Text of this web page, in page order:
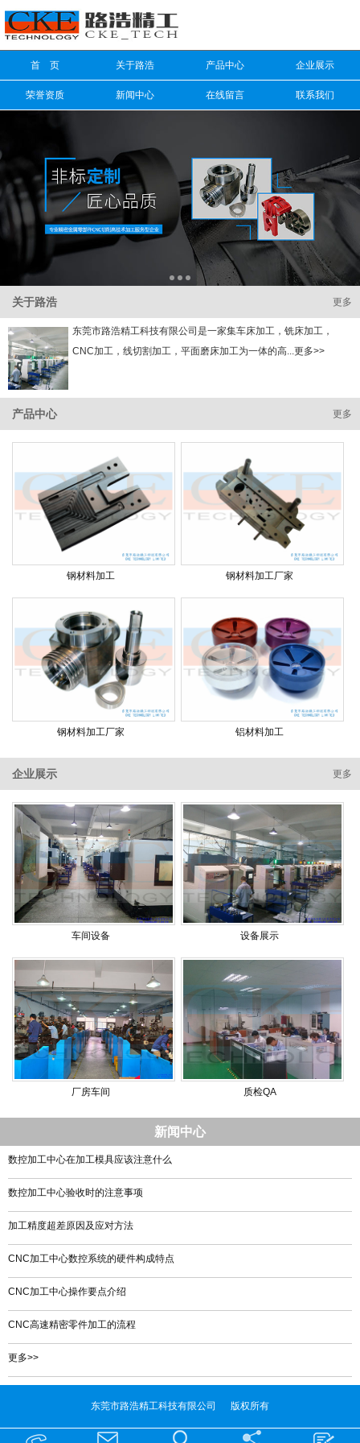
首 页 关于路浩 产品中心 企业展示
荣誉资质 新闻中心 在线留言 联系我们
更多
关于路浩
东莞市路浩精工科技有限公司是一家集车床加工，铣床加工，
CNC加工，线切割加工，平面磨床加工为一体的高...更多>>
更多
产品中心
钢材料加工 钢材料加工厂家
钢材料加工厂家 铝材料加工
更多
企业展示
车间设备 设备展示
厂房车间 质检QA
新闻中心
数控加工中心在加工模具应该注意什么
数控加工中心验收时的注意事项
加工精度超差原因及应对方法
CNC加工中心数控系统的硬件构成特点
CNC加工中心操作要点介绍
CNC高速精密零件加工的流程
更多>>
东莞市路浩精工科技有限公司 版权所有
信息搜索